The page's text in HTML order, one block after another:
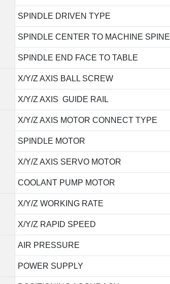
SPINDLE DRIVEN TYPE
SPINDLE CENTER TO MACHINE SPINE
SPINDLE END FACE TO TABLE
X/Y/Z AXIS BALL SCREW
X/Y/Z AXIS GUIDE RAIL
X/Y/Z AXIS MOTOR CONNECT TYPE
SPINDLE MOTOR
X/Y/Z AXIS SERVO MOTOR
COOLANT PUMP MOTOR
X/Y/Z WORKING RATE
X/Y/Z RAPID SPEED
AIR PRESSURE
POWER SUPPLY